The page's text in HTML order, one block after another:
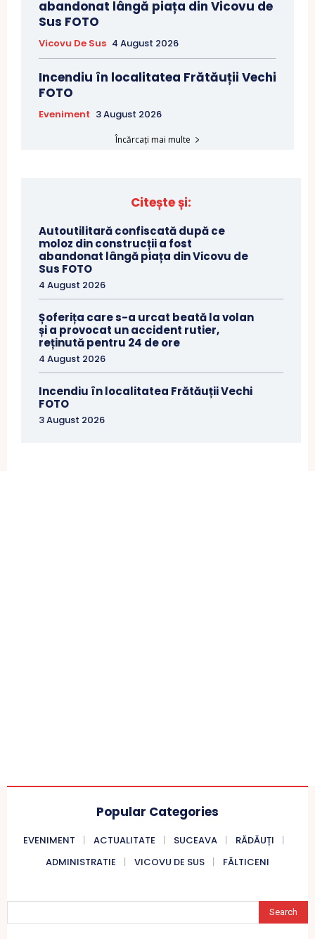
abandonat lângă piața din Vicovu de
Sus FOTO
Vicovu De Sus 4 August 2026
Incendiu în localitatea Frătăuții Vechi
FOTO
Eveniment 3 August 2026
Încărcați mai multe
Citește și:
Autoutilitară confiscată după ce
moloz din construcții a fost
abandonat lângă piața din Vicovu de
Sus FOTO
4 August 2026
Șoferița care s-a urcat beată la volan
și a provocat un accident rutier,
reținută pentru 24 de ore
4 August 2026
Incendiu în localitatea Frătăuții Vechi
FOTO
3 August 2026
Popular Categories
EVENIMENT ACTUALITATE SUCEAVA
RĂDĂUȚI
ADMINISTRATIE
VICOVU DE SUS FĂLTICENI
Search